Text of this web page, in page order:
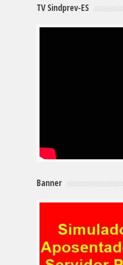
TV Sindprev-ES
Banner